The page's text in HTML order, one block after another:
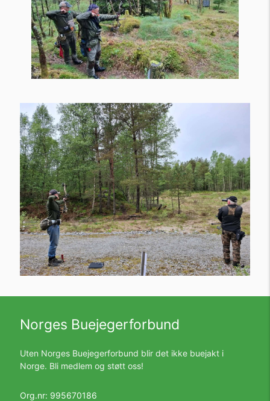
Norges Buejegerforbund
Uten Norges Buejegerforbund blir det ikke buejakt i
Norge. Bli medlem og støtt oss!
Org.nr: 995670186